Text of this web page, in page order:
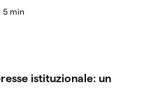
5 min
istituzionale: un